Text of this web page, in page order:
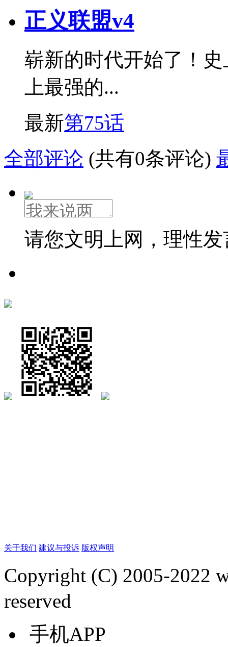
正义联盟v4
崭新的时代开始了！
上最强的...
最新第75话
全部评论 (共有0条评论)
请您文明上网，理性
关于我们 建议与投诉 版权声明
Copyright (C) 2005-2022
reserved
手机APP